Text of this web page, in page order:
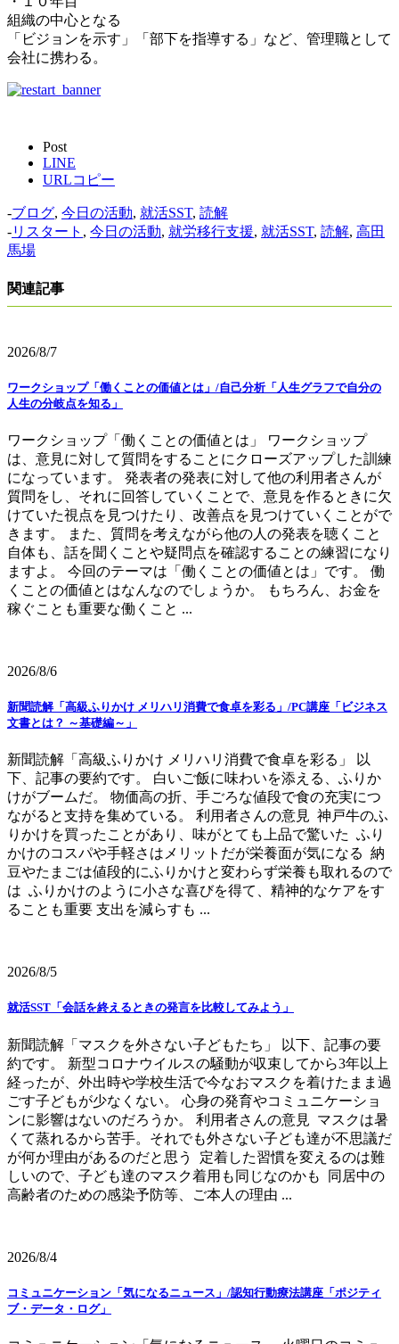
組織の中心となる
「ビジョンを示す」「部下を指導する」など、管理職として
会社に携わる。
Post
LINE
URLコピー
-ブログ, 今日の活動, 就活SST, 読解
-リスタート , 今日の活動, 就労移行支援, 就活SST, 読解, 高田
馬場
関連記事
2026/8/7
ワークショップ「働くことの価値とは」/自己分析「人生グラフで自分の
人生の分岐点を知る」
ワークショップ「働くことの価値とは」 ワークショップ
は、意見に対して質問をすることにクローズアップした訓練
になっています。 発表者の発表に対して他の利用者さんが
質問をし、それに回答していくことで、意見を作るときに欠
けていた視点を見つけたり、改善点を見つけていくことがで
きます。 また、質問を考えながら他の人の発表を聴くこと
自体も、話を聞くことや疑問点を確認することの練習になり
ますよ。 今回のテーマは「働くことの価値とは」です。 働
くことの価値とはなんなのでしょうか。 もちろん、お金を
稼ぐことも重要な働くこと ...
2026/8/6
新聞読解「高級ふりかけ メリハリ消費で食卓を彩る」/PC講座「ビジネス
文書とは？ ～基礎編～」
新聞読解「高級ふりかけ メリハリ消費で食卓を彩る」 以
下、記事の要約です。 白いご飯に味わいを添える、ふりか
けがブームだ。 物価高の折、手ごろな値段で食の充実につ
ながると支持を集めている。 利用者さんの意見 神戸牛のふ
りかけを買ったことがあり、味がとても上品で驚いた ふり
かけのコスパや手軽さはメリットだが栄養面が気になる 納
豆やたまごは値段的にふりかけと変わらず栄養も取れるので
は ふりかけのように小さな喜びを得て、精神的なケアをす
ることも重要 支出を減らすも ...
2026/8/5
就活SST「会話を終えるときの発言を比較してみよう」
新聞読解「マスクを外さない子どもたち」 以下、記事の要
約です。 新型コロナウイルスの騒動が収束してから3年以上
経ったが、外出時や学校生活で今なおマスクを着けたまま過
ごす子どもが少なくない。 心身の発育やコミュニケーショ
ンに影響はないのだろうか。 利用者さんの意見 マスクは暑
くて蒸れるから苦手。それでも外さない子ども達が不思議だ
が何か理由があるのだと思う 定着した習慣を変えるのは難
しいので、子ども達のマスク着用も同じなのかも 同居中の
高齢者のための感染予防等、ご本人の理由 ...
2026/8/4
コミュニケーション「気になるニュース」/認知行動療法講座「ポジティ
ブ・データ・ログ」